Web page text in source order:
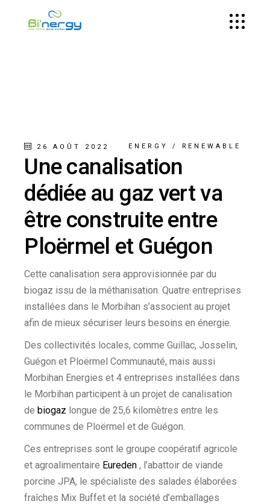
26 AOÛT 2022 ENERGY / RENEWABLE
Une canalisation
dédiée au gaz vert va
être construite entre
Ploërmel et Guégon
Cette canalisation sera approvisionnée par du
biogaz issu de la méthanisation. Quatre entreprises
installées dans le Morbihan s’associent au projet
afin de mieux sécuriser leurs besoins en énergie.
Des collectivités locales, comme Guillac, Josselin,
Guégon et Ploërmel Communauté, mais aussi
Morbihan Energies et 4 entreprises installées dans
le Morbihan participent à un projet de canalisation
debiogaz longue de 25,6 kilomètres entre les
communes de Ploërmel et de Guégon.
Ces entreprises sont le groupe coopératif agricole
et agroalimentaire Eureden , l’abattoir de viande
porcine JPA, le spécialiste des salades élaborées
fraîches Mix Buffet et la société d’emballages